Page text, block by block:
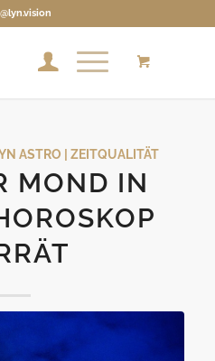
ASTRO | ZEITQUALITÄT
MOND IN